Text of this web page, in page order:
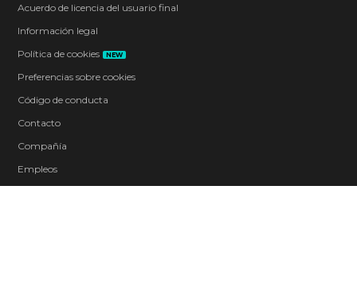
Acuerdo de licencia del usuario final
Información legal
Política de cookies
NEW
Preferencias sobre cookies
Código de conducta
Contacto
Compañía
Empleos